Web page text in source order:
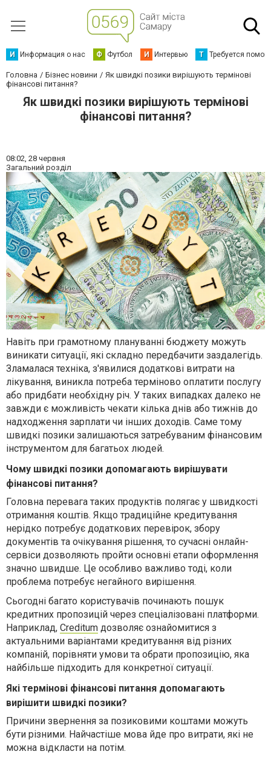
И Информация о нас Ф Футбол И Интервью Т Требуется
Головна Бізнес новини
Як швидкі позики вирішують термінові
фінансові питання?
Як швидкі позики вирішують термінові
фінансові питання?
08:02, 28 червня
Загальний розділ
Навіть при грамотному плануванні бюджету можуть
виникати ситуації, які складно передбачити заздалегідь.
Зламалася техніка, з'явилися додаткові витрати на
лікування, виникла потреба терміново оплатити послугу
або придбати необхідну річ. У таких випадках далеко не
завжди є можливість чекати кілька днів або тижнів до
надходження зарплати чи інших доходів. Саме тому
швидкі позики залишаються затребуваним фінансовим
інструментом для багатьох людей.
Чому швидкі позики допомагають вирішувати
фінансові питання?
Головна перевага таких продуктів полягає у швидкості
отримання коштів. Якщо традиційне кредитування
нерідко потребує додаткових перевірок, збору
документів та очікування рішення, то сучасні онлайн-
сервіси дозволяють пройти основні етапи оформлення
значно швидше. Це особливо важливо тоді, коли
проблема потребує негайного вирішення.
Сьогодні багато користувачів починають пошук
кредитних пропозицій через спеціалізовані платформи.
Наприклад, Creditum дозволяє ознайомитися з
актуальними варіантами кредитування від різних
компаній, порівняти умови та обрати пропозицію, яка
найбільше підходить для конкретної ситуації.
Які термінові фінансові питання допомагають
вирішити швидкі позики?
Причини звернення за позиковими коштами можуть
бути різними. Найчастіше мова йде про витрати, які не
можна відкласти на потім.